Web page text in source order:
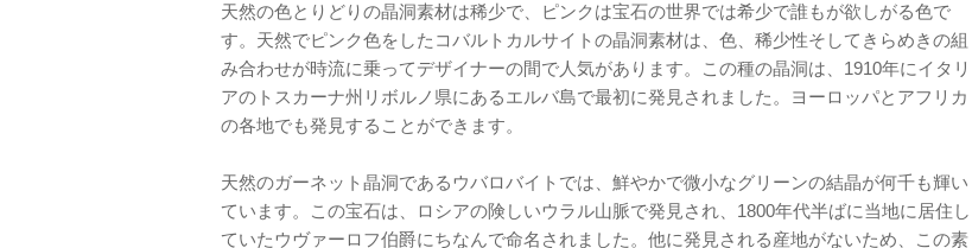
天然の色とりどりの晶洞素材は稀少で、ピンクは宝石の世界では希少で誰もが欲しがる色で
す。天然でピンク色をしたコバルトカルサイトの晶洞素材は、色、稀少性そしてきらめきの組
み合わせが時流に乗ってデザイナーの間で人気があります。この種の晶洞は、1910年にイタリ
アのトスカーナ州リボルノ県にあるエルバ島で最初に発見されました。ヨーロッパとアフリカ
の各地でも発見することができます。
天然のガーネット晶洞であるウバロバイトでは、鮮やかで微小なグリーンの結晶が何千も輝い
ています。この宝石は、ロシアの険しいウラル山脈で発見され、1800年代半ばに当地に居住し
ていたウヴァーロフ伯爵にちなんで命名されました。他に発見される産地がないため、この素